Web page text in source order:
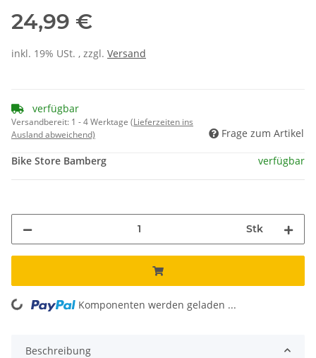
24,99 €
inkl. 19% USt. , zzgl. Versand
verfügbar
Versandbereit: 1 - 4 Werktage (Lieferzeiten ins
Ausland abweichend)
Frage zum Artikel
Bike Store Bamberg verfügbar
Stk
Loading... Komponenten werden geladen ...
Beschreibung